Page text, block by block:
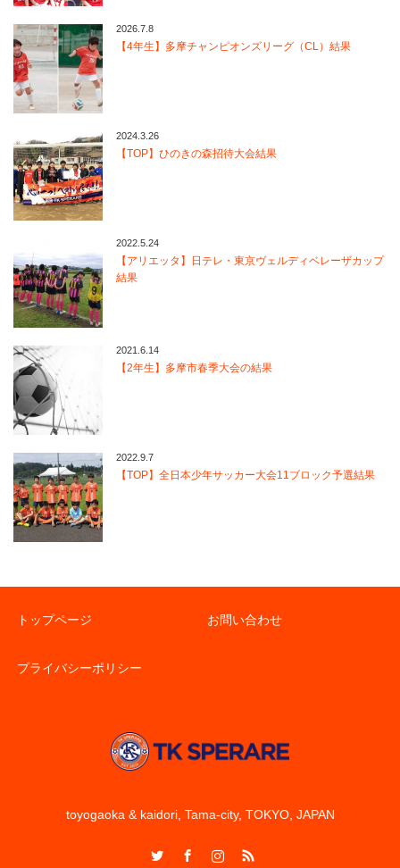
2026.7.8
【4年生】多摩チャンピオンズリーグ（CL）結果
2024.3.26
【TOP】ひのきの森招待大会結果
2022.5.24
【アリエッタ】日テレ・東京ヴェルディベレーザカップ
結果
2021.6.14
【2年生】多摩市春季大会の結果
2022.9.7
【TOP】全日本少年サッカー大会11ブロック予選結果
トップページ お問い合わせ
プライバシーポリシー
toyogaoka & kaidori, Tama-city, TOKYO, JAPAN